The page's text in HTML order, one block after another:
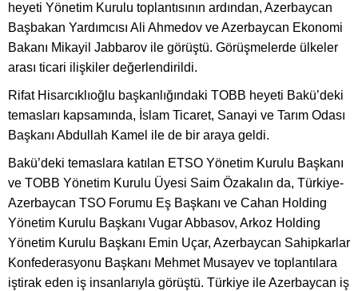
heyeti Yönetim Kurulu toplantısının ardından, Azerbaycan
Başbakan Yardımcısı Ali Ahmedov ve Azerbaycan Ekonomi
Bakanı Mikayil Jabbarov ile görüştü. Görüşmelerde ülkeler
arası ticari ilişkiler değerlendirildi.
Rifat Hisarcıklıoğlu başkanlığındaki TOBB heyeti Bakü’deki
temasları kapsamında, İslam Ticaret, Sanayi ve Tarım Odası
Başkanı Abdullah Kamel ile de bir araya geldi.
Bakü’deki temaslara katılan ETSO Yönetim Kurulu Başkanı
ve TOBB Yönetim Kurulu Üyesi Saim Özakalın da, Türkiye-
Azerbaycan TSO Forumu Eş Başkanı ve Cahan Holding
Yönetim Kurulu Başkanı Vugar Abbasov, Arkoz Holding
Yönetim Kurulu Başkanı Emin Uçar, Azerbaycan Sahipkarlar
Konfederasyonu Başkanı Mehmet Musayev ve toplantılara
iştirak eden iş insanlarıyla görüştü. Türkiye ile Azerbaycan iş